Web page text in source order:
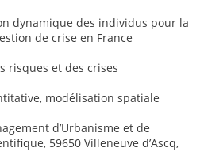
dynamique des individus pour la
de crise en France
risques et des crises
modélisation spatiale
d’Urbanisme et de
59650 Villeneuve d’Ascq,